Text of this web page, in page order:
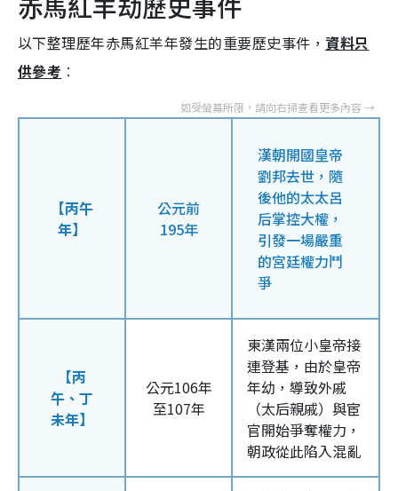
以下整理歷年赤馬紅羊年發生的重要歷史事件， 資料只
供參考 ︰
【丙午
年】
公元前
195年
漢朝開國皇帝
劉邦去世，隨
後他的太太呂
后掌控大權，
引發一場嚴重
的宮廷權力鬥
爭
【丙
午、丁
未年】
公元106年
至107年
東漢兩位小皇帝接
連登基，由於皇帝
年幼，導致外戚
（太后親戚）與宦
官開始爭奪權力，
朝政從此陷入混亂